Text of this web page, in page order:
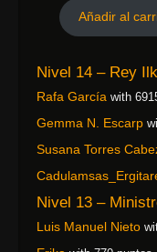
Añadir al
Nivel 14 – Rey
Rafa García with
Gemma N. Escarp
Susana Torres
Nivel 13 –
Luis Manuel Nieto